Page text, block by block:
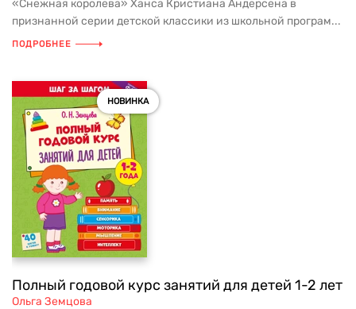
«Снежная королева» Ханса Кристиана Андерсена в
признанной серии детской классики из школьной програм...
ПОДРОБНЕЕ
НОВИНКА
Полный годовой курс занятий для детей 1-2 лет
Ольга Земцова